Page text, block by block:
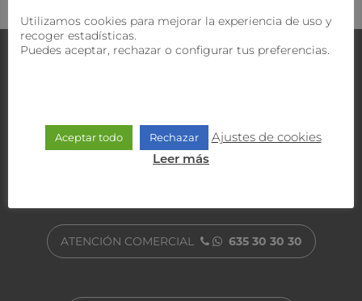
Contacta con nosotros
ATENCIÓN AL CLIENTE
ATENCIÓN COMERCIAL 635 30 30 30
Utilizamos cookies para mejorar la experiencia de uso y
recoger estadísticas.
Puedes aceptar, rechazar o configurar tus preferencias.
Aceptar todo Rechazar Ajustes de cookies
Leer más